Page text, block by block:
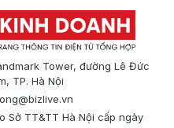
Tower, đường Lê Đức
TP. Hà Nội
Sở TT&TT Hà Nội cấp ngày